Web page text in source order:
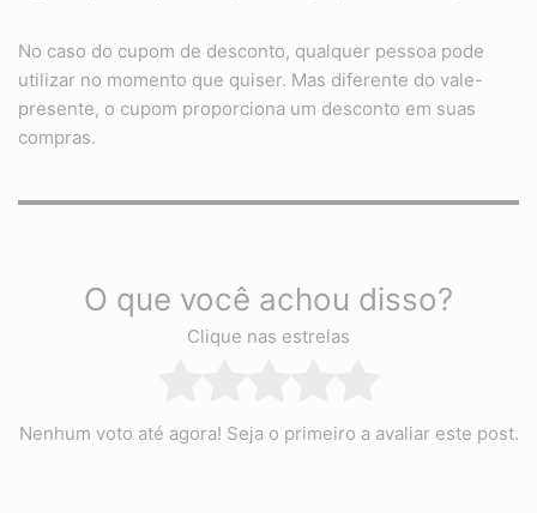
No caso do cupom de desconto, qualquer pessoa pode
utilizar no momento que quiser. Mas diferente do vale-
presente, o cupom proporciona um desconto em suas
compras.
O que você achou disso?
Clique nas estrelas
Nenhum voto até agora! Seja o primeiro a avaliar este post.